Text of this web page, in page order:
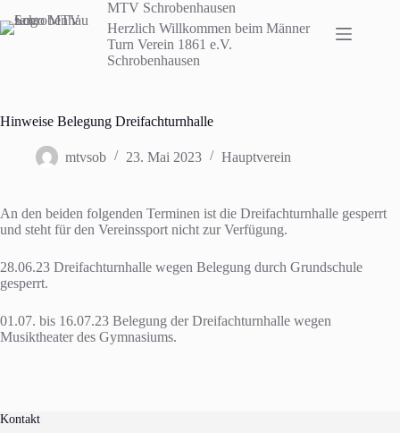
Inhalt
springen
MTV Schrobenhausen
Herzlich Willkommen beim Männer
Turn Verein 1861 e.V.
Schrobenhausen
Hinweise Belegung Dreifachturnhalle
mtvsob 23. Mai 2023 Hauptverein
An den beiden folgenden Terminen ist die Dreifachturnhalle gesperrt
und steht für den Vereinssport nicht zur Verfügung.
28.06.23 Dreifachturnhalle wegen Belegung durch Grundschule
gesperrt.
01.07. bis 16.07.23 Belegung der Dreifachturnhalle wegen
Musiktheater des Gymnasiums.
Kontakt